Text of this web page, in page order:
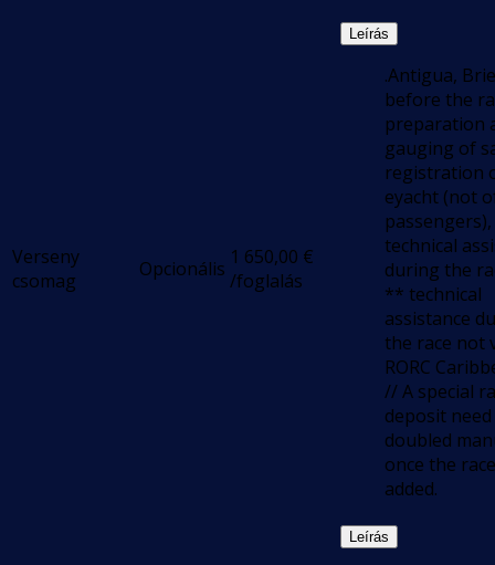
Verseny
csomag
Opcionális 1 650,00 €
/foglalás
Leírás
.Antigua,
before the
preparation
gauging of
registration
eyacht (not
passengers),
technical
during the
** technical
assistance
the race not
RORC
// A special
deposit
doubled
once the
added.
Leírás